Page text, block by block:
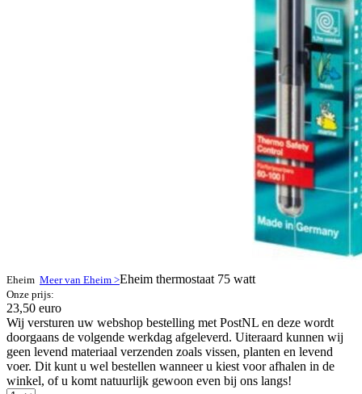
Eheim Meer van Eheim >Eheim thermostaat 75 watt
Onze prijs:
23,50 euro
Wij versturen uw webshop bestelling met PostNL en deze wordt
doorgaans de volgende werkdag afgeleverd. Uiteraard kunnen wij
geen levend materiaal verzenden zoals vissen, planten en levend
voer. Dit kunt u wel bestellen wanneer u kiest voor afhalen in de
winkel, of u komt natuurlijk gewoon even bij ons langs!